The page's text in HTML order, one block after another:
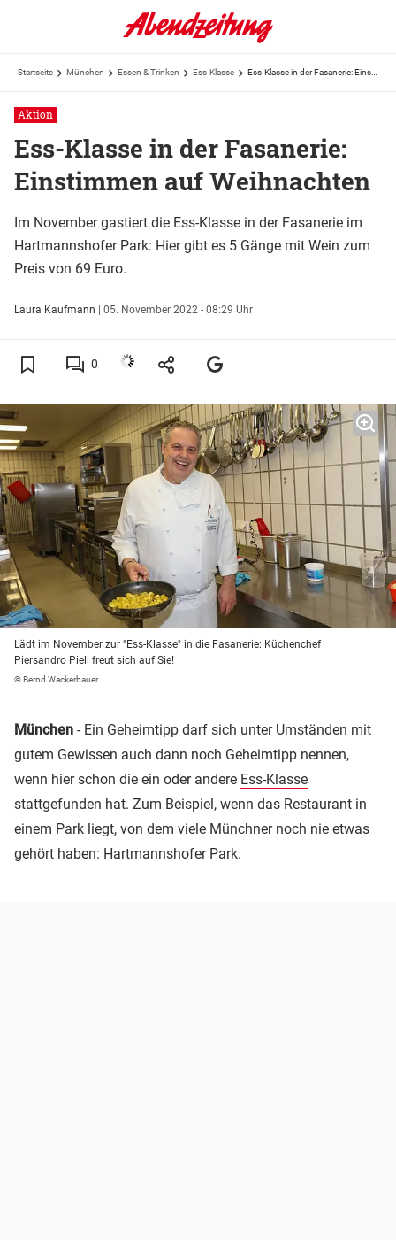
Startseite München Essen & Trinken Ess-Klasse
Aktion
Ess-Klasse in der Fasanerie:
Einstimmen auf Weihnachten
Im November gastiert die Ess-Klasse in der Fasanerie im
Hartmannshofer Park: Hier gibt es 5 Gänge mit Wein zum
Preis von 69 Euro.
Laura Kaufmann 05. November 2022 - 08:29 Uhr
0
Lädt im November zur "Ess-Klasse" in die Fasanerie: Küchenchef
Piersandro Pieli freut sich auf Sie!
© Bernd Wackerbauer
München - Ein Geheimtipp darf sich unter Umständen mit
gutem Gewissen auch dann noch Geheimtipp nennen,
wenn hier schon die ein oder andere Ess-Klasse
stattgefunden hat. Zum Beispiel, wenn das Restaurant in
einem Park liegt, von dem viele Münchner noch nie etwas
gehört haben: Hartmannshofer Park.